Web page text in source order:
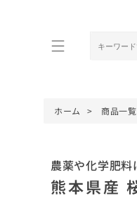
ホーム 商品一
農薬や化学肥
熊本県産